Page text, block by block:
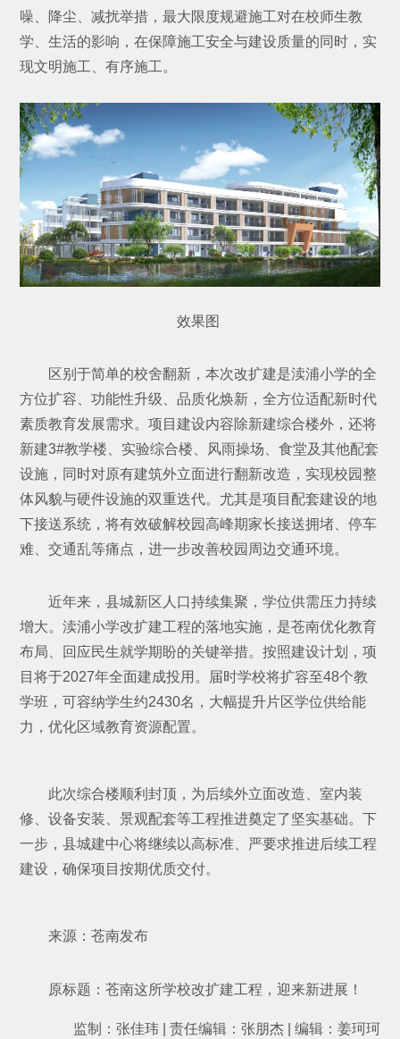
噪、降尘、减扰举措，最大限度规避施工对在校师生教
学、生活的影响，在保障施工安全与建设质量的同时，实
现文明施工、有序施工。
效果图
区别于简单的校舍翻新，本次改扩建是渎浦小学的全
方位扩容、功能性升级、品质化焕新，全方位适配新时代
素质教育发展需求。项目建设内容除新建综合楼外，还将
新建3#教学楼、实验综合楼、风雨操场、食堂及其他配套
设施，同时对原有建筑外立面进行翻新改造，实现校园整
体风貌与硬件设施的双重迭代。尤其是项目配套建设的地
下接送系统，将有效破解校园高峰期家长接送拥堵、停车
难、交通乱等痛点，进一步改善校园周边交通环境。
近年来，县城新区人口持续集聚，学位供需压力持续
增大。渎浦小学改扩建工程的落地实施，是苍南优化教育
布局、回应民生就学期盼的关键举措。按照建设计划，项
目将于2027年全面建成投用。届时学校将扩容至48个教
学班，可容纳学生约2430名，大幅提升片区学位供给能
力，优化区域教育资源配置。
此次综合楼顺利封顶，为后续外立面改造、室内装
修、设备安装、景观配套等工程推进奠定了坚实基础。下
一步，县城建中心将继续以高标准、严要求推进后续工程
建设，确保项目按期优质交付。
来源：苍南发布
原标题：苍南这所学校改扩建工程，迎来新进展！
监制：张佳玮 | 责任编辑：张朋杰 | 编辑：姜珂珂